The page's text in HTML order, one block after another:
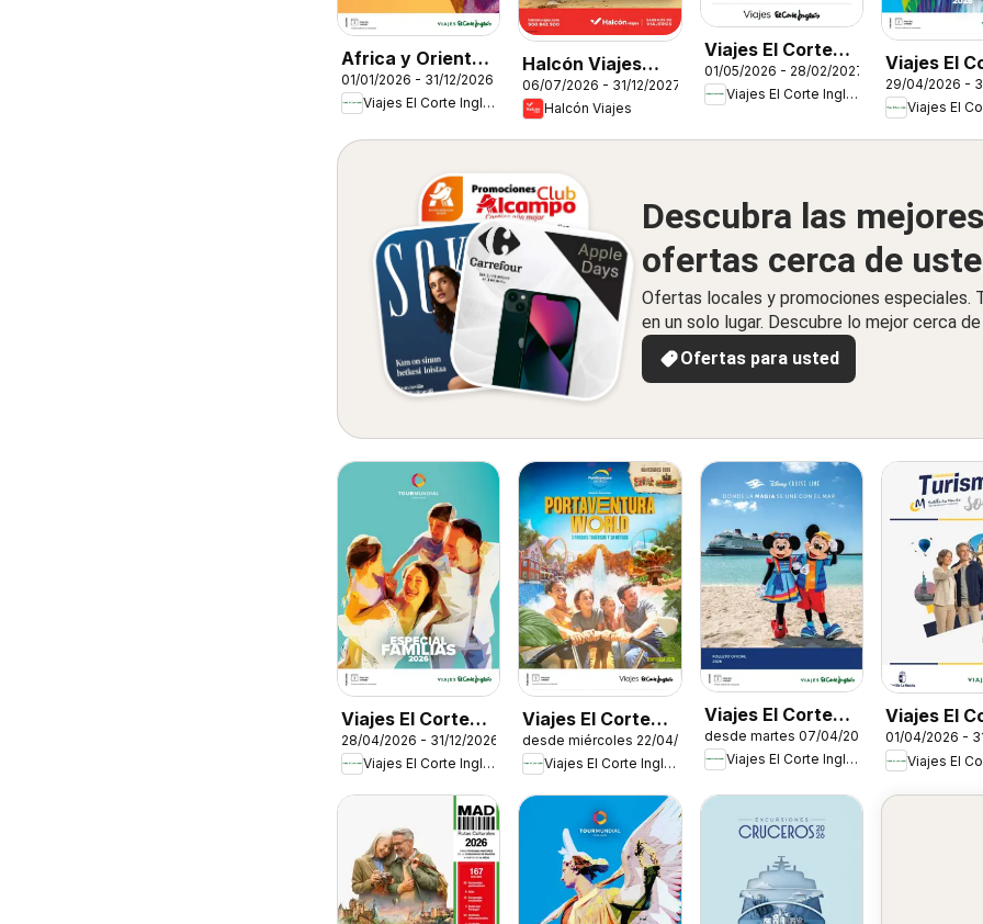
Africa y Oriente
Medio
01/01/2026 - 31/12/2026
Viajes El Corte Inglés
Halcón Viajes
Egipto
06/07/2026 - 31/12/2027
Halcón Viajes
Viajes El Corte
Inglés Rutas
Culturales
01/05/2026 - 28/02/2027
Viajes El Corte Inglés
Viajes El
Inglés
50
29/04/2026 -
Descubra las mejores
ofertas cerca de
Ofertas locales y promociones especiales.
en un solo lugar. Descubre lo mejor cerca
Ofertas para usted
Viajes El Corte
Inglés Especial
familias
28/04/2026 - 31/12/2026
Viajes El Corte Inglés
Viajes El Corte
Inglés
PortAventura
World
desde miércoles 22/04/2026
Viajes El Corte Inglés
Viajes El Corte
Inglés Disney
Cruise Line
desde martes 07/04/2026
Viajes El Corte Inglés
Viajes El
Inglés
Social
Mancha
01/04/2026 -